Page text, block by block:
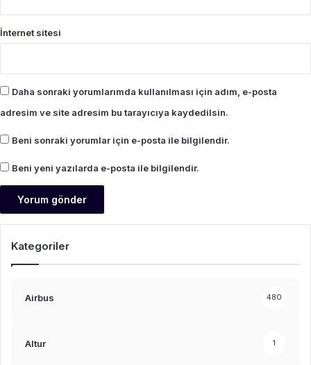
İnternet sitesi
Daha sonraki yorumlarımda kullanılması için adım, e-posta
adresim ve site adresim bu tarayıcıya kaydedilsin.
Beni sonraki yorumlar için e-posta ile bilgilendir.
Beni yeni yazılarda e-posta ile bilgilendir.
Kategoriler
Airbus 480
Altur 1